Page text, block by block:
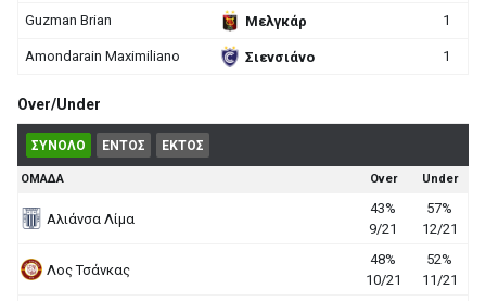
Guzman Brian Μελγκάρ 1
Amondarain Maximiliano Σιενσιάνο 1
Over/Under
ΣΥΝΟΛΟ ΕΝΤΟΣ ΕΚΤΟΣ
ΟΜΑΔΑ Over Under
Αλιάνσα Λίμα
43%
9/21
57%
12/21
Λος Τσάνκας
48%
10/21
52%
11/21